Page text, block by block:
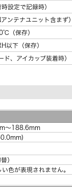
設定で記録時）
ンテナユニット含まず）
（保存）
以下（保存）
、アイカップ装着時）
～188.6mm
）
色が表現されません。